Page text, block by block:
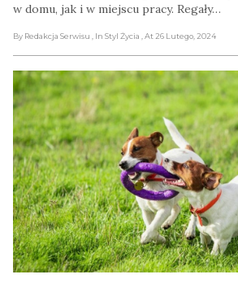
w domu, jak i w miejscu pracy. Regały…
By Redakcja Serwisu , In Styl Życia , At 26 Lutego, 2024